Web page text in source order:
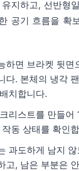
지하고, 선반형
공기 흐름을 확
하면 브라켓 뒷면
다. 본체의 냉각
치합니다.
리스트를 만들어
동 상태를 확인
과도하게 남지
고, 남은 부분은